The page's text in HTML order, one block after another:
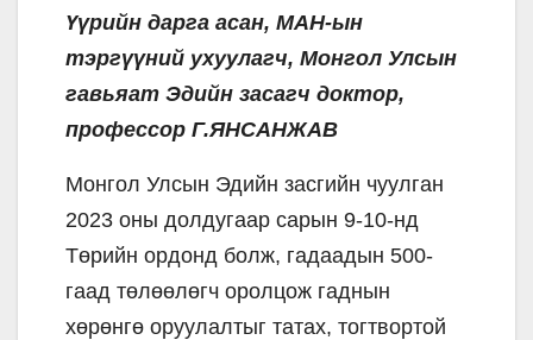
Үүрийн дарга асан, МАН-ын
тэргүүний ухуулагч, Монгол Улсын
гавьяат Эдийн засагч доктор,
профессор Г.ЯНСАНЖАВ
Монгол Улсын Эдийн засгийн чуулган
2023 оны долдугаар сарын 9-10-нд
Төрийн ордонд болж, гадаадын 500-
гаад төлөөлөгч оролцож гаднын
хөрөнгө оруулалтыг татах, тогтвортой